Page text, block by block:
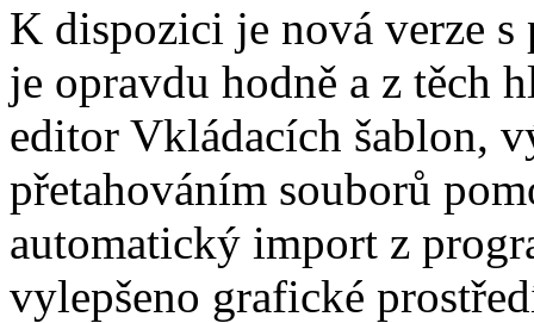
K dispozici je nová verze
je opravdu hodně a z těch
editor Vkládacích šablon,
přetahováním souborů
automatický import z
vylepšeno grafické